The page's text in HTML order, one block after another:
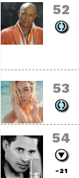
52
53
54
-21